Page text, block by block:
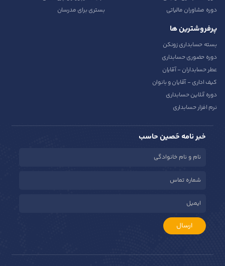
دوره مشاوران مالیاتی
بستری برای مدرسان
پرفروشترین ها
بسته حسابداری زونکن
دوره حضوری حسابداری
عطر حسابداران - آقایان
کیف اداری - آقایان و بانوان
دوره آنلاین حسابداری
نرم افزار حسابداری
خبر نامه حَصین حاسب
ارسال